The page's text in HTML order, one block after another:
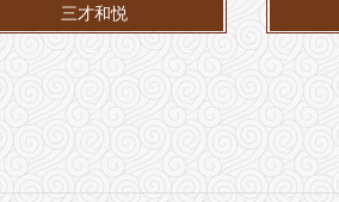
三才和悦